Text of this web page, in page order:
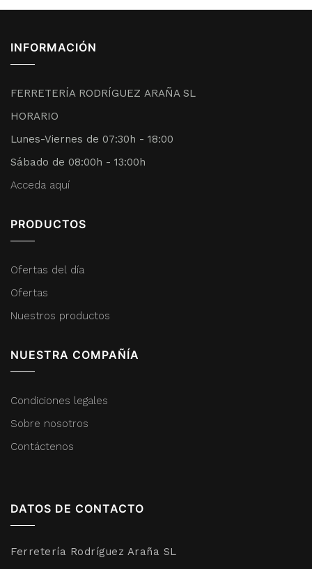
INFORMACIÓN
FERRETERÍA RODRÍGUEZ ARAÑA SL
HORARIO
Lunes-Viernes de 07:30h - 18:00
Sábado de 08:00h - 13:00h
Acceda aquí
PRODUCTOS
Ofertas del día
Ofertas
Nuestros productos
NUESTRA COMPAÑÍA
Condiciones legales
Sobre nosotros
Contáctenos
DATOS DE CONTACTO
Ferretería Rodríguez Araña SL